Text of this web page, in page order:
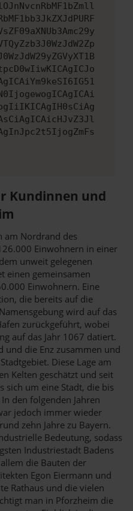
Kundinnen und
am Nordrand des
Einwohnern in einer
unweit gelegenen
einen gemeinsamen
Einwohnern. Eine
die bereits auf die
wird auf das
zurückgeführt, wobei
auf das Jahr 1067 datiert.
und die Enz zusammen und
Diese Lage am
Kelten geschätzt und seit
sich um eine Stadt, die bis
den folgenden Jahren
jedoch immer wieder
zehn Jahre zu Bayern.
Bedeutung, sodass
Industriestadt Badens
die Bauten der
Egon Eiermann und
Rathaus und die vielen
man in Pforzheim die